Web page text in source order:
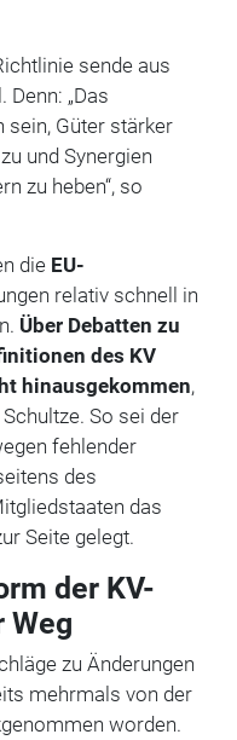
sende aus
„Das
Güter stärker
und Synergien
zu heben“, so
die EU-
relativ schnell in
Über Debatten zu
des KV
hinausgekommen,
So sei der
fehlender
des
das
Seite gelegt.
der KV-
Weg
zu Änderungen
mehrmals von der
worden.